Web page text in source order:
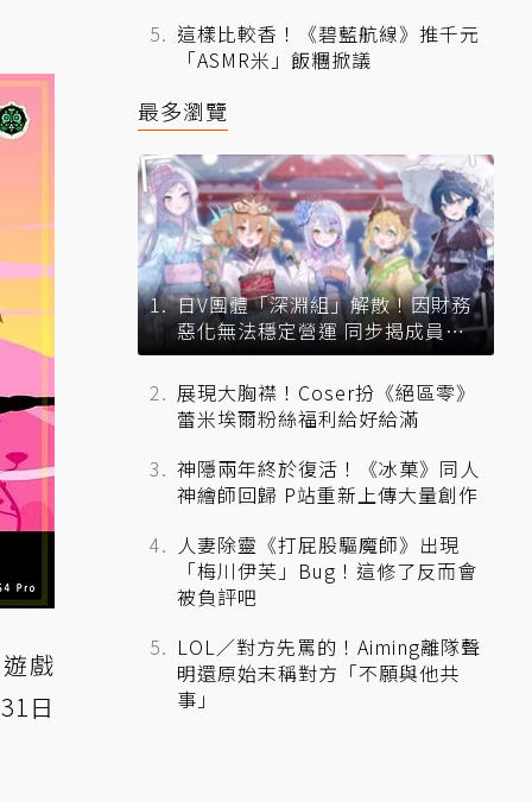
戲
日
這樣比較香！《碧藍航線》推千元
「ASMR米」飯糰掀議
最多瀏覽
日V團體「深淵組」解散！因財務
惡化無法穩定營運 同步揭成員未
來去向
展現大胸襟！Coser扮《絕區零》
蕾米埃爾粉絲福利給好給滿
神隱兩年終於復活！《冰菓》同人
神繪師回歸 P站重新上傳大量創作
人妻除靈《打屁股驅魔師》出現
「梅川伊芙」Bug！這修了反而會
被負評吧
LOL／對方先罵的！Aiming離隊聲
明還原始末稱對方「不願與他共
事」